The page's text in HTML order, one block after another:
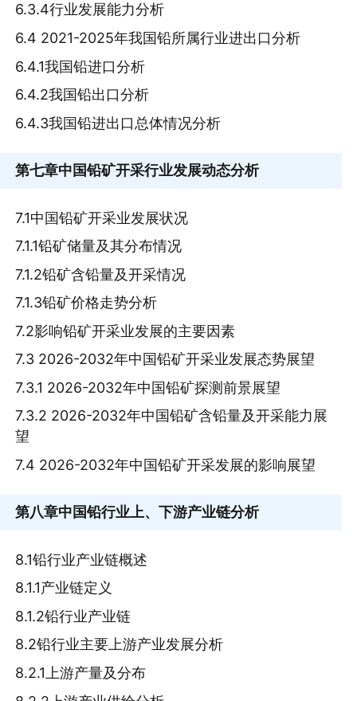
6.3.4行业发展能力分析
6.4 2021-2025年我国铅所属行业进出口分析
6.4.1我国铅进口分析
6.4.2我国铅出口分析
6.4.3我国铅进出口总体情况分析
第七章中国铅矿开采行业发展动态分析
7.1中国铅矿开采业发展状况
7.1.1铅矿储量及其分布情况
7.1.2铅矿含铅量及开采情况
7.1.3铅矿价格走势分析
7.2影响铅矿开采业发展的主要因素
7.3 2026-2032年中国铅矿开采业发展态势展望
7.3.1 2026-2032年中国铅矿探测前景展望
7.3.2 2026-2032年中国铅矿含铅量及开采能力展
望
7.4 2026-2032年中国铅矿开采发展的影响展望
第八章中国铅行业上、下游产业链分析
8.1铅行业产业链概述
8.1.1产业链定义
8.1.2铅行业产业链
8.2铅行业主要上游产业发展分析
8.2.1上游产量及分布